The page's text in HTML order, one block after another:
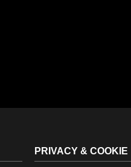
PRIVACY & COOKIE